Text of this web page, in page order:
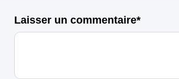
Laisser un commentaire*